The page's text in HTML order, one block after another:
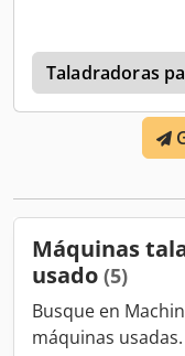
Taladradoras
Máquinas
usado (5)
Busque en
máquinas usadas.